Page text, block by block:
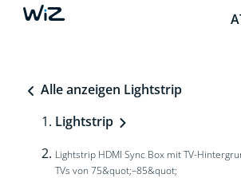
Alle anzeigen Lightstrip
Lightstrip
Lightstrip HDMI Sync Box mit TV-
TVs von 75&quot;–85&quot;